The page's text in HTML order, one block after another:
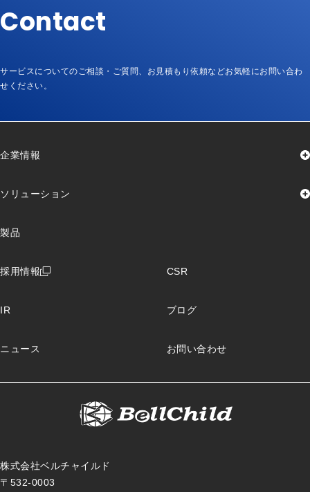
Contact
サービスについてのご相談・ご質問、お見積もり依頼などお気軽にお問い合わ
せください。
株式会社ベルチャイルド
〒532-0003
企業情報
会社概要
沿革
ソリューション
製造ソリューション
PCキッティングサポート
IoTソリューション
製品
採用情報 CSR
IR ブログ
ニュース お問い合わせ